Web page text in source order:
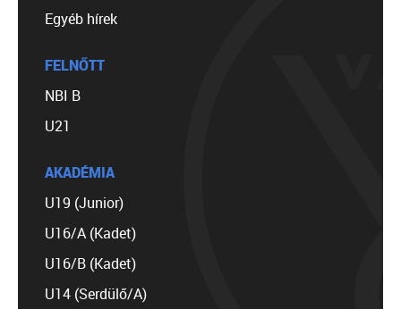
Egyéb hírek
FELNŐTT
NBI B
U21
AKADÉMIA
U19 (Junior)
U16/A (Kadet)
U16/B (Kadet)
U14 (Serdülő/A)